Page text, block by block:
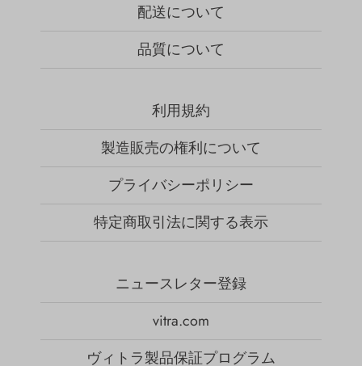
配送について
品質について
利用規約
製造販売の権利について
プライバシーポリシー
特定商取引法に関する表示
ニュースレター登録
vitra.com
ヴィトラ製品保証プログラム